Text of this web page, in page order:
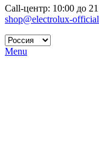
Call-центр: 10:00 до
shop@electrolux-
Menu